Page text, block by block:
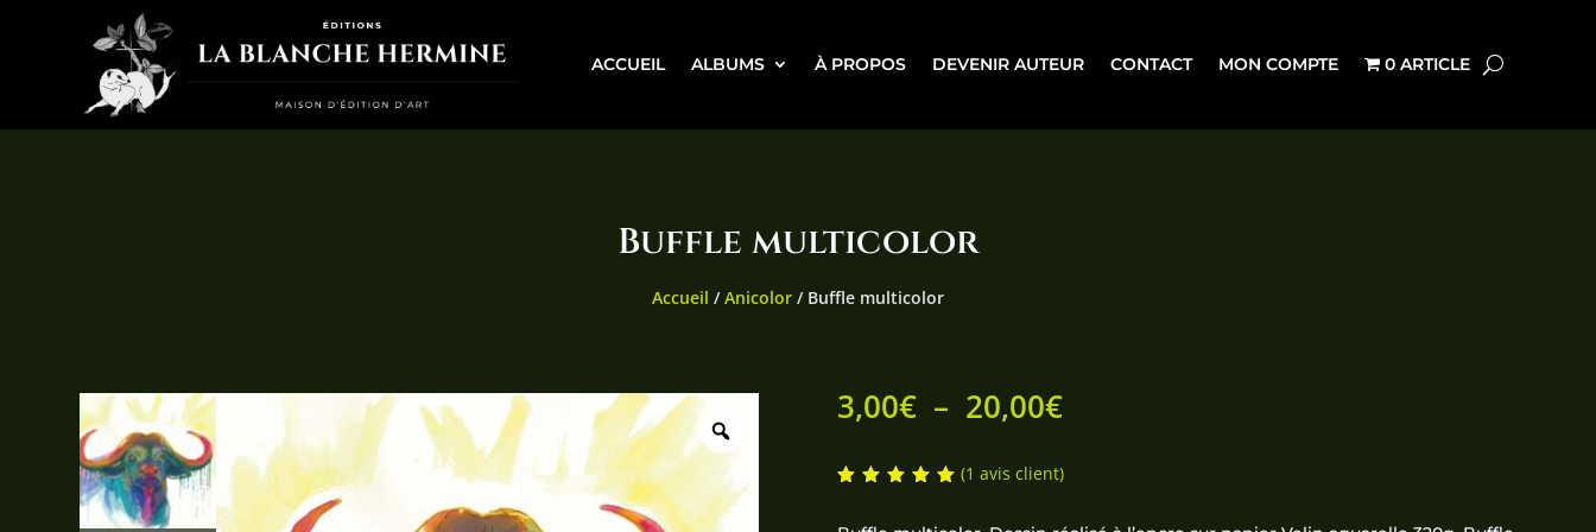
ACCUEIL ALBUMS À PROPOS DEVENIR AUTEUR CONTACT MON COMPTE 0 ARTICLE
Buffle multicolor
Accueil /Anicolor / Buffle multicolor
3,00€ – 20,00€Plage
prix :
3,00€
(1 avis client)